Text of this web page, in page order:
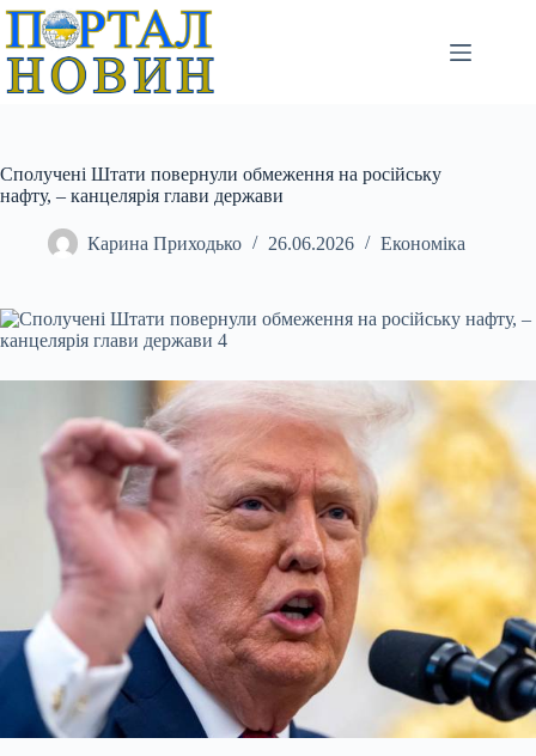
Перейти
вмісту
Сполучені Штати повернули обмеження на російську
нафту, – канцелярія глави держави
Карина Приходько 26.06.2026 Економіка